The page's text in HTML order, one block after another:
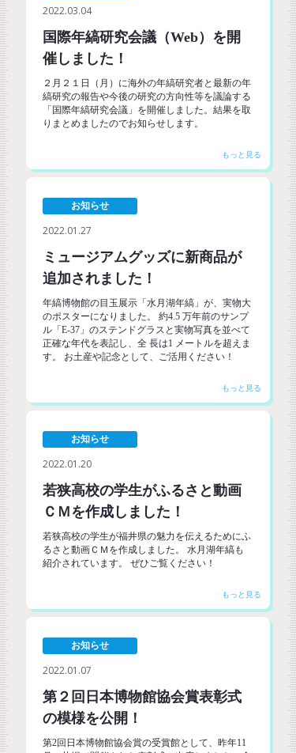
2022.03.04
国際年縞研究会議（Web）を開
催しました！
２月２１日（月）に海外の年縞研究者と最新の年
縞研究の報告や今後の研究の方向性等を議論する
「国際年縞研究会議」を開催しました。結果を取
りまとめましたのでお知らせします。
お知らせ
2022.01.27
ミュージアムグッズに新商品が
追加されました！
年縞博物館の目玉展示「水月湖年縞」が、実物大
のポスターになりました。 約4.5 万年前のサンプ
ル「E-37」のステンドグラスと実物写真を並べて
正確な年代を表記し、全 長は1 メートルを超えま
す。 お土産や記念として、ご活用ください！
お知らせ
2022.01.20
若狭高校の学生がふるさと動画
ＣＭを作成しました！
若狭高校の学生が福井県の魅力を伝えるためにふ
るさと動画ＣＭを作成しました。 水月湖年縞も
紹介されています。 ぜひご覧ください！
お知らせ
2022.01.07
第２回日本博物館協会賞表彰式
の模様を公開！
第2回日本博物館協会賞の受賞館として、昨年11